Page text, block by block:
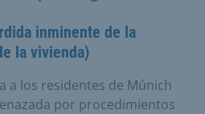
inminente de la
la vivienda)
a los residentes de Múnich
por procedimientos